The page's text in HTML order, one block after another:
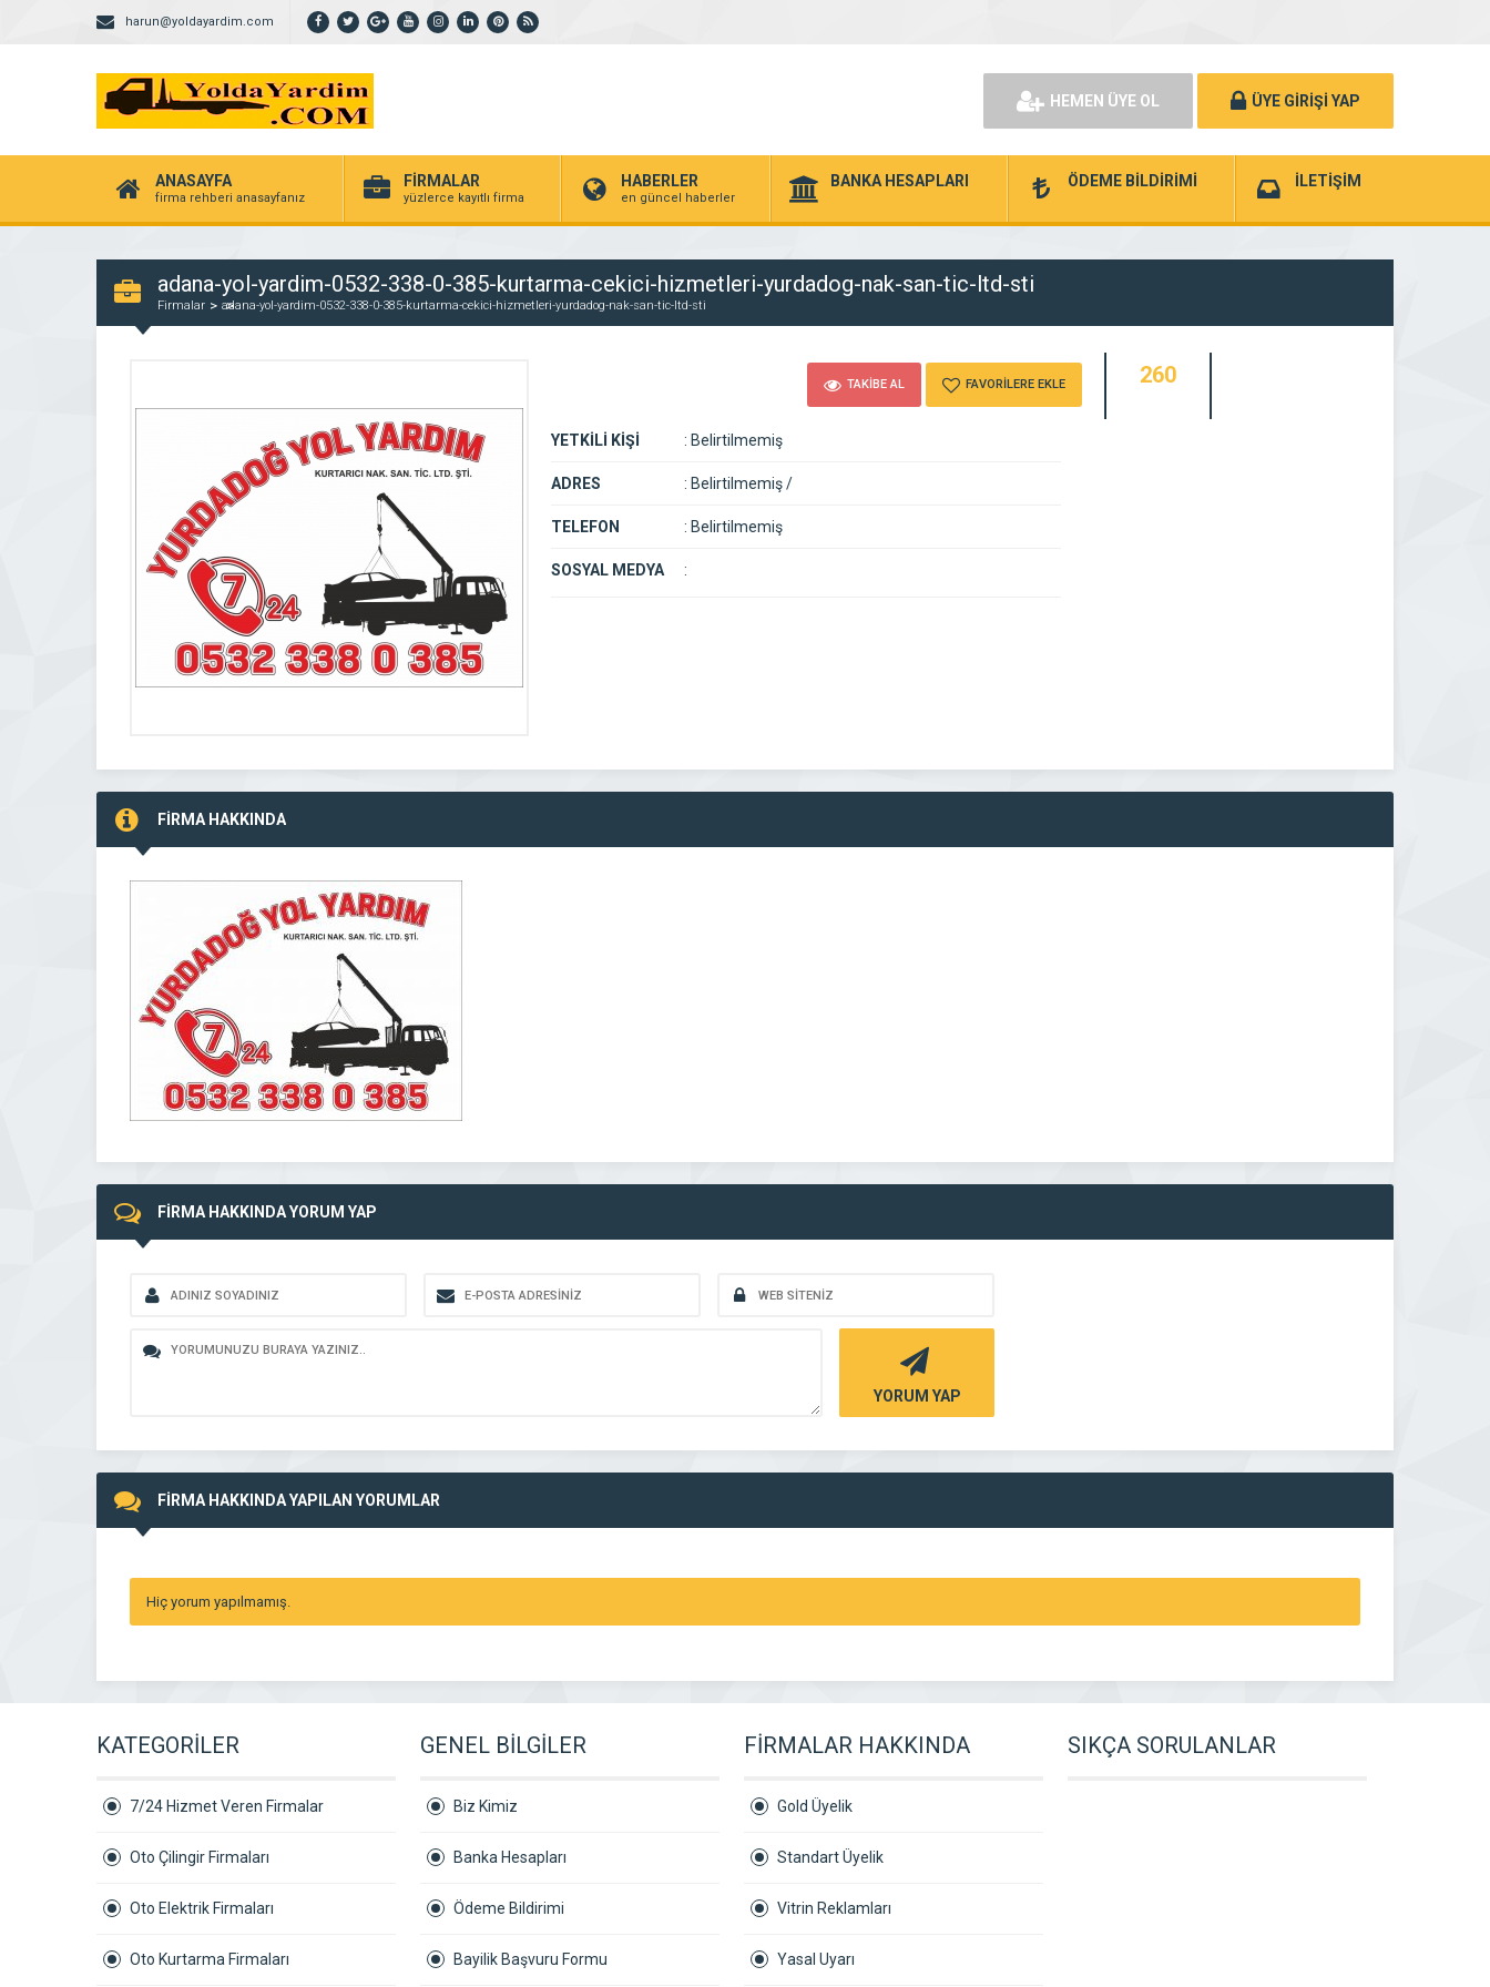
harun@yoldayardim.com
HEMEN ÜYE OL ÜYE GİRİŞİ YAP
ANASAYFA
firma rehberi anasayfanız
FİRMALAR
yüzlerce kayıtlı firma
HABERLER
en güncel haberler
BANKA HESAPLARI ÖDEME BİLDİRİMİ İLETİŞİM
adana-yol-yardim-0532-338-0-385-kurtarma-cekici-hizmetleri-yurdadog-nak-san-tic-ltd-sti
Firmalar adana-yol-yardim-0532-338-0-385-kurtarma-cekici-hizmetleri-yurdadog-nak-san-tic-ltd-sti
TAKİBE AL FAVORİLERE EKLE 260
YETKİLİ KİŞİ : Belirtilmemiş
ADRES : Belirtilmemiş /
TELEFON : Belirtilmemiş
SOSYAL MEDYA :
FİRMA HAKKINDA
FİRMA HAKKINDA YORUM YAP
YORUM YAP
FİRMA HAKKINDA YAPILAN YORUMLAR
Hiç yorum yapılmamış.
KATEGORİLER
7/24 Hizmet Veren Firmalar
Oto Çilingir Firmaları
Oto Elektrik Firmaları
Oto Kurtarma Firmaları
GENEL BİLGİLER
Biz Kimiz
Banka Hesapları
Ödeme Bildirimi
Bayilik Başvuru Formu
FİRMALAR HAKKINDA
Gold Üyelik
Standart Üyelik
Vitrin Reklamları
Yasal Uyarı
SIKÇA SORULANLAR